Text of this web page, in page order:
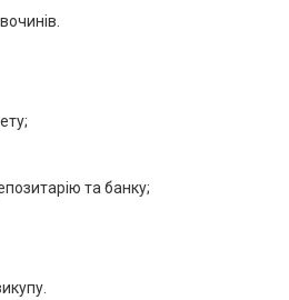
та банку;